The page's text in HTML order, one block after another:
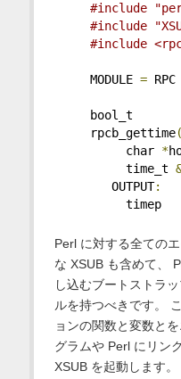
#include
#include
#include
MODULE = RPC
bool_t
rpcb_gettime(
char *
time_t
OUTPUT:
timep
Perl に対する全ての
な XSUB も含めて、
し込むブートストラ
ルを持つべきです。
ョンの関数と変数と
グラムや Perl にリン
XSUB を起動します